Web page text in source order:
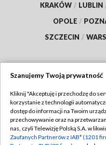
KRAKÓW / LUBLIN
OPOLE /
SZCZECIN /
Abonament TVP
Emisja w TVP
Polityka
Szanujemy Twoją prywatność
Kliknij "Akceptuję i przechodzę do
korzystanie z technologii
dostęp do informacji na Twoim
przechowywanie oraz na
nas, czyli Telewizję Polską S.A. w
Zaufanych Partnerów z IAB* (1201